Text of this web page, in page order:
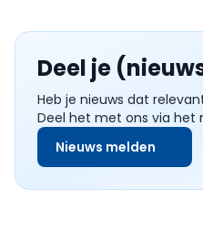
Deel je
Heb je nieuws dat
Deel het met ons via het
Nieuws melden